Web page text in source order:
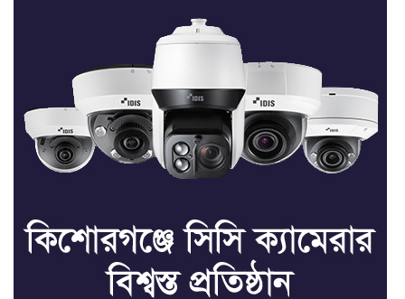
শেখ হাসিনার সঙ্গে পালানোর ফ্লাইট
কীভাবে মিস করেছিলেন সালমান এফ
রহমান
৭
ভাত রান্নার সময় নরম হয়ে গেলে কী
করবেন
৮
মৃত্যুদণ্ড বাদ না দেওয়ায়
প্রত্যক্ষদর্শীদের তথ্য দেয়নি জাতিসংঘ:
ট্রাইব্যুনালকে প্রসিকিউটর